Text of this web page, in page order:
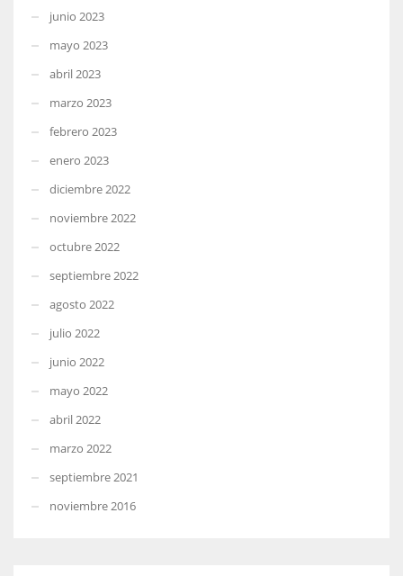
junio 2023
mayo 2023
abril 2023
marzo 2023
febrero 2023
enero 2023
diciembre 2022
noviembre 2022
octubre 2022
septiembre 2022
agosto 2022
julio 2022
junio 2022
mayo 2022
abril 2022
marzo 2022
septiembre 2021
noviembre 2016